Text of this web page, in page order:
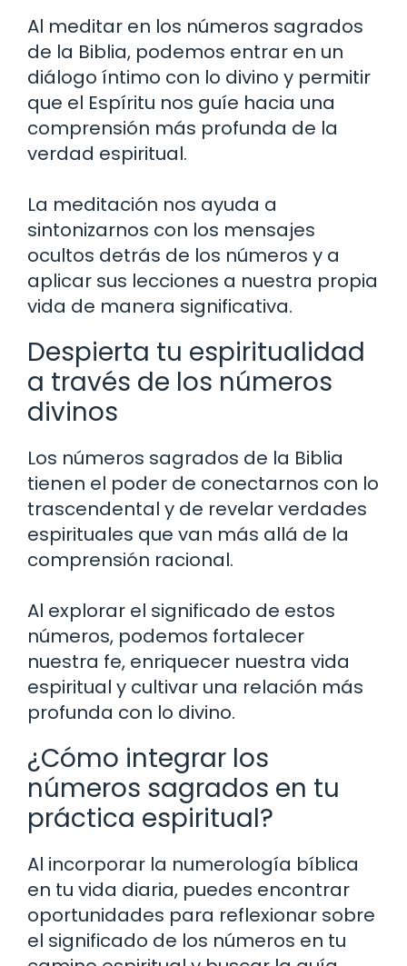
Al meditar en los números sagrados
de la Biblia, podemos entrar en un
diálogo íntimo con lo divino y permitir
que el Espíritu nos guíe hacia una
comprensión más profunda de la
verdad espiritual.
La meditación nos ayuda a
sintonizarnos con los mensajes
ocultos detrás de los números y a
aplicar sus lecciones a nuestra propia
vida de manera significativa.
Despierta tu espiritualidad
a través de los números
divinos
Los números sagrados de la Biblia
tienen el poder de conectarnos con lo
trascendental y de revelar verdades
espirituales que van más allá de la
comprensión racional.
Al explorar el significado de estos
números, podemos fortalecer
nuestra fe, enriquecer nuestra vida
espiritual y cultivar una relación más
profunda con lo divino.
¿Cómo integrar los
números sagrados en tu
práctica espiritual?
Al incorporar la numerología bíblica
en tu vida diaria, puedes encontrar
oportunidades para reflexionar sobre
el significado de los números en tu